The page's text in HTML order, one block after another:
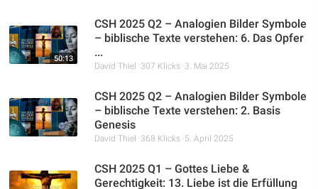
50:13
CSH 2025 Q2 – Analogien Bilder Symbole
– biblische Texte verstehen: 6. Das Opfer
...
David Thiel 307 Klicks 3. Mai 2025
CSH 2025 Q2 – Analogien Bilder Symbole
– biblische Texte verstehen: 2. Basis
Genesis
David Thiel 368 Klicks 5. April 2025
CSH 2025 Q1 – Gottes Liebe &
Gerechtigkeit: 13. Liebe ist die Erfüllung